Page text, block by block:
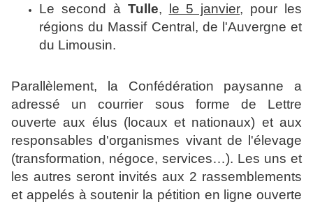
Le second à Tulle, le 5 janvier, pour les
régions du Massif Central, de l'Auvergne et
du Limousin.
Parallèlement, la Confédération paysanne a
adressé un courrier sous forme de Lettre
ouverte aux élus (locaux et nationaux) et aux
responsables d'organismes vivant de l'élevage
(transformation, négoce, services…). Les uns et
les autres seront invités aux 2 rassemblements
et appelés à soutenir la pétition en ligne ouverte